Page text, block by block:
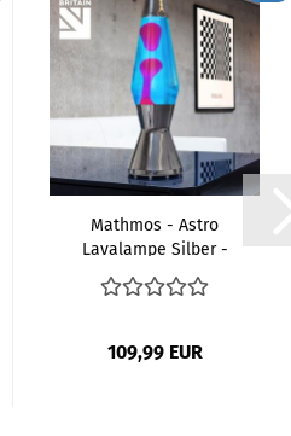
Mathmos - Astro
Lavalampe Silber -
Blau Pink...
109,99 EUR